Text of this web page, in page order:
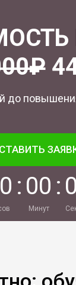
до
0 : 00
Минут
: 0